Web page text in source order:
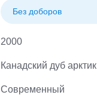
2000
Канадский дуб арктик
Современный